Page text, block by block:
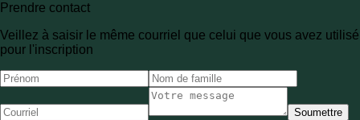
Prendre contact
Veillez à saisir le même courriel que celui que vous avez utilisé
pour l'inscription
Soumettre